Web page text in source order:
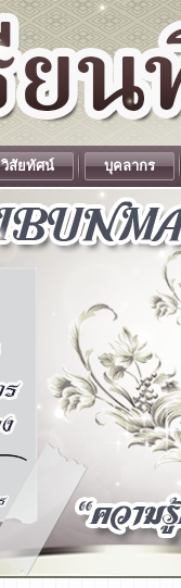
วิสัยทัศน์ บุคลากร